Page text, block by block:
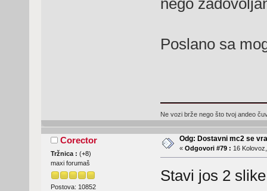
nego
Poslano sa
Ne vozi brže nego što tvoj andeo
Corector
Tržnica : (+8)
maxi forumaš
Postova: 10852
Odg: Dostavni mc2 se
« Odgovori #79 : 16
Stavi jos 2